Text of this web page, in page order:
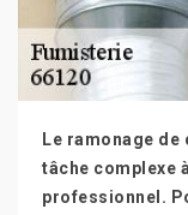
Le ramonage
tâche complexe
professionnel.